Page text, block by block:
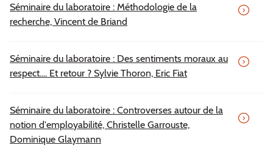
Séminaire du laboratoire : Méthodologie de la
recherche, Vincent de Briand
Séminaire du laboratoire : Des sentiments moraux au
respect.... Et retour ? Sylvie Thoron, Eric Fiat
Séminaire du laboratoire : Controverses autour de la
notion d'employabilité, Christelle Garrouste,
Dominique Glaymann